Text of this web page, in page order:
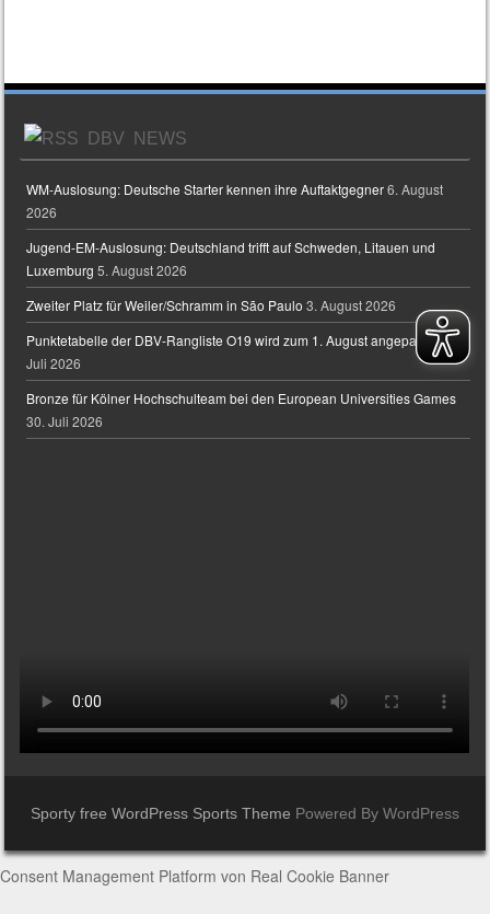
DBV NEWS
WM-Auslosung: Deutsche Starter kennen ihre Auftaktgegner 6. August
2026
Jugend-EM-Auslosung: Deutschland trifft auf Schweden, Litauen und
Luxemburg 5. August 2026
Zweiter Platz für Weiler/Schramm in São Paulo 3. August 2026
Punktetabelle der DBV-Rangliste O19 wird zum 1. August angepasst31.
Juli 2026
Bronze für Kölner Hochschulteam bei den European Universities Games
30. Juli 2026
Sporty free WordPress Sports Theme Powered By WordPress
Consent Management Platform von Real Cookie Banner